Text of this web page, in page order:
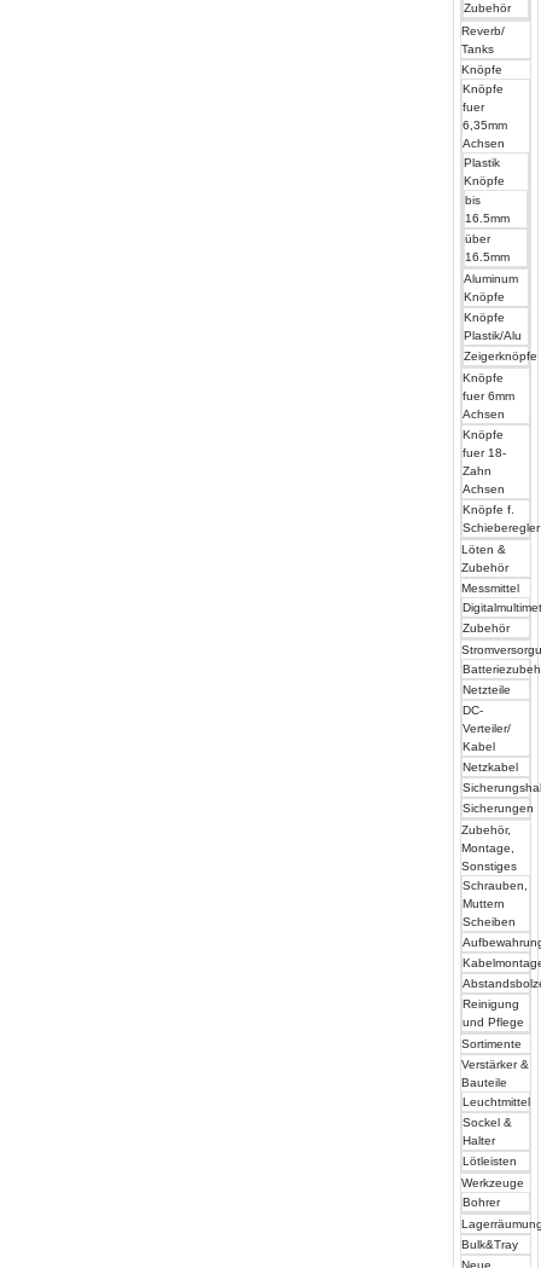
Zubehör
Reverb/
Tanks
Knöpfe
Knöpfe
fuer
6,35mm
Achsen
Plastik
Knöpfe
bis
16.5mm
über
16.5mm
Aluminum
Knöpfe
Knöpfe
Plastik/Alu
Zeigerknöpfe
Knöpfe
fuer 6mm
Achsen
Knöpfe
fuer 18-
Zahn
Achsen
Knöpfe f.
Schieberegler
Löten &
Zubehör
Messmittel
Zubehör
Netzteile
DC-
Verteiler/
Kabel
Netzkabel
Sicherungen
Zubehör,
Montage,
Sonstiges
Schrauben,
Muttern
Scheiben
Reinigung
und Pflege
Sortimente
Verstärker &
Bauteile
Leuchtmittel
Sockel &
Halter
Lötleisten
Werkzeuge
Bohrer
Bulk&Tray
Neue